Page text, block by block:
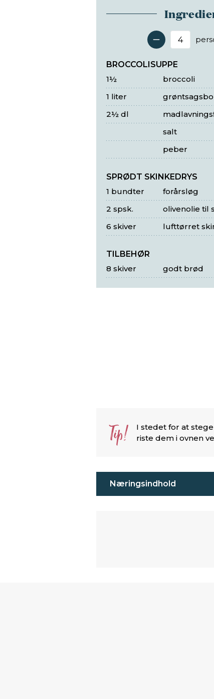
BROCCOLISUPPE
broccoli
1½
1 liter
2½ dl
salt
peber
SPRØDT SKINKEDRYS
forårsløg
1 bundter
olivenolie til
2 spsk.
lufttørret
6 skiver
TILBEHØR
godt brød
8 skiver
Tip!
I stedet for at
riste dem i ovnen
Næringsindhold